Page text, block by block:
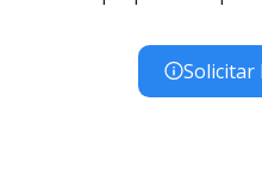
Solicitar